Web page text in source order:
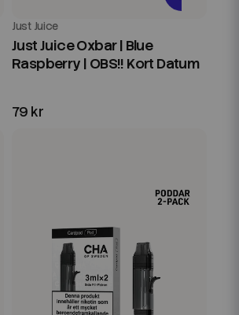
Just Juice
Just Juice Oxbar | Blue
Raspberry | OBS!! Kort Datum
79 kr